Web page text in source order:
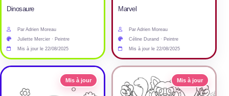
Dinosaure
Par Adrien Moreau
Juliette Mercier · Peintre
Mis à jour le 22/08/2025
Marvel
Par Adrien Moreau
Céline Durand · Peintre
Mis à jour le 22/08/2025
Mis à jour Mis à jour